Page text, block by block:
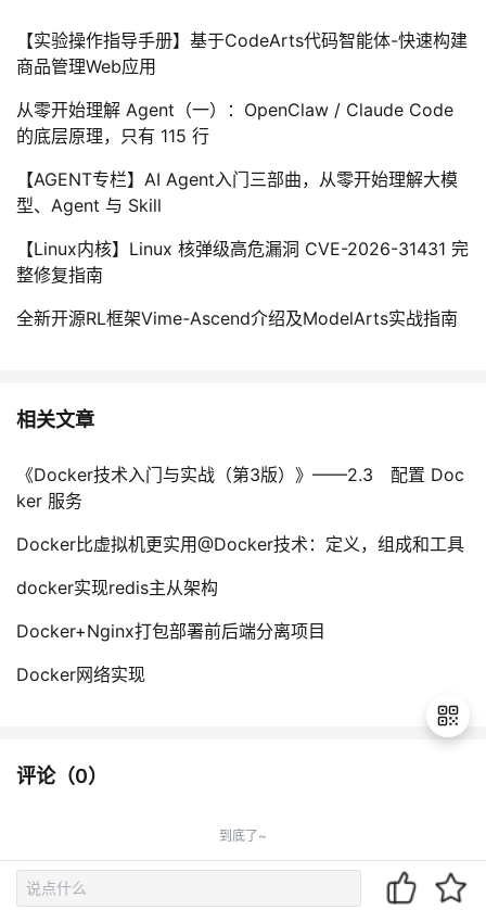
【实验操作指导手册】基于CodeArts代码智能体-快速构建
商品管理Web应用
从零开始理解 Agent（一）：OpenClaw / Claude Code
的底层原理，只有 115 行
【AGENT专栏】AI Agent入门三部曲，从零开始理解大模
型、Agent 与 Skill
【Linux内核】Linux 核弹级高危漏洞 CVE-2026-31431 完
整修复指南
全新开源RL框架Vime-Ascend介绍及ModelArts实战指南
相关文章
《Docker技术入门与实战（第3版）》——2.3 配置 Doc
ker 服务
Docker比虚拟机更实用@Docker技术：定义，组成和工具
docker实现redis主从架构
Docker+Nginx打包部署前后端分离项目
Docker网络实现
评论（0）
到底了~